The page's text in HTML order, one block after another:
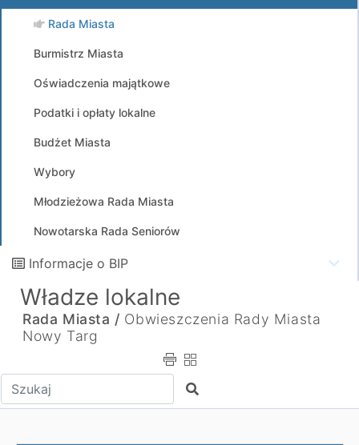
Rada Miasta
Burmistrz Miasta
Oświadczenia majątkowe
Podatki i opłaty lokalne
Budżet Miasta
Wybory
Młodzieżowa Rada Miasta
Nowotarska Rada Seniorów
Informacje o BIP
Władze lokalne
Rada Miasta / Obwieszczenia Rady Miasta
Nowy Targ
Wpisz tekst do wyszukania Szukaj